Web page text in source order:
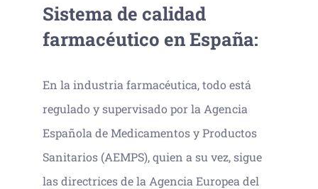
Sistema de calidad
farmacéutico en España:
En la industria farmacéutica, todo está
regulado y supervisado por la Agencia
Española de Medicamentos y Productos
Sanitarios (AEMPS), quien a su vez, sigue
las directrices de la Agencia Europea del